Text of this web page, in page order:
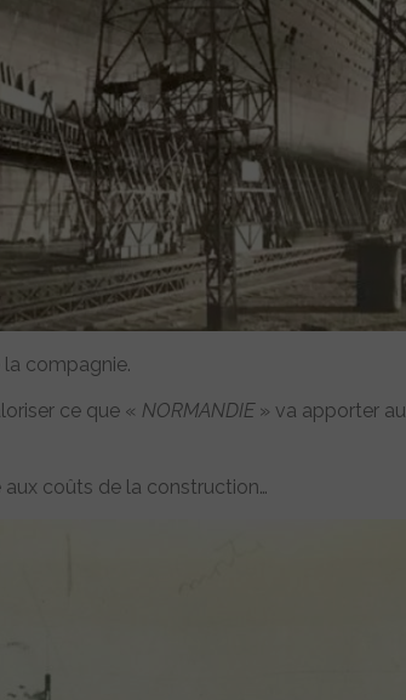
la compagnie.
ce que « NORMANDIE» va apporter au
aux coûts de la construction…